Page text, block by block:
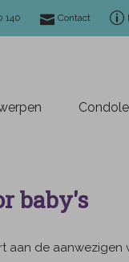
140 Contact
baby's
aan de aanwezigen